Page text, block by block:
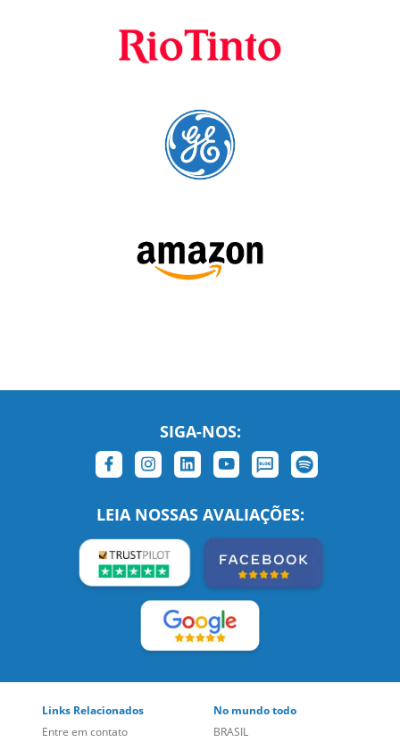
A Language Trainers é fornecedora preferencial de
cursos para
SIGA-NOS:
LEIA NOSSAS AVALIAÇÕES: